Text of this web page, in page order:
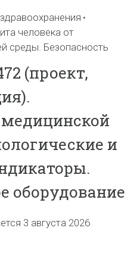
человека от
среды. Безопасность
(проект,
и
оборудование
3 августа 2026